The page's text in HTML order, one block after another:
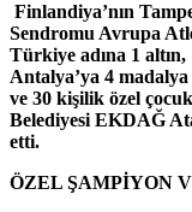
Finlandiya’nın
Sendromu Avrupa
Türkiye adına 1
Antalya’ya 4
ve 30 kişilik özel
Belediyesi EKDAĞ
etti.
ÖZEL ŞAMPİYON